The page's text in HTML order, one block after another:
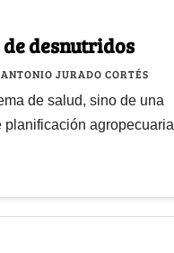
desnutridos
JURADO CORTÉS
de salud, sino de una
agropecuaria